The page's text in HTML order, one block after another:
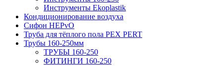
Инструменты Ekoplastik
Кондиционирование воздуха
Сифон HEPvO
Труба для тёплого пола PEX PERT
Трубы 160-250мм
ТРУБЫ 160-250
ФИТИНГИ 160-250